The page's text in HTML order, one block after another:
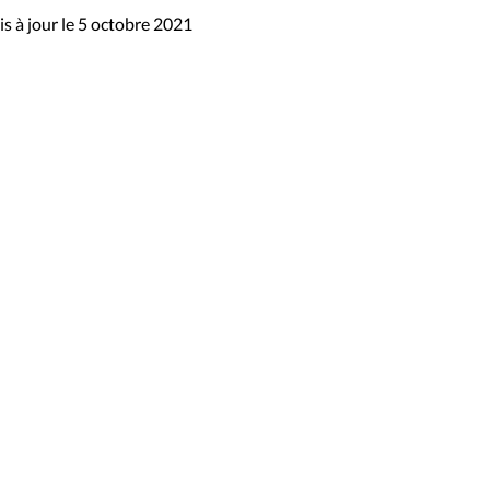
à jour le 5 octobre 2021